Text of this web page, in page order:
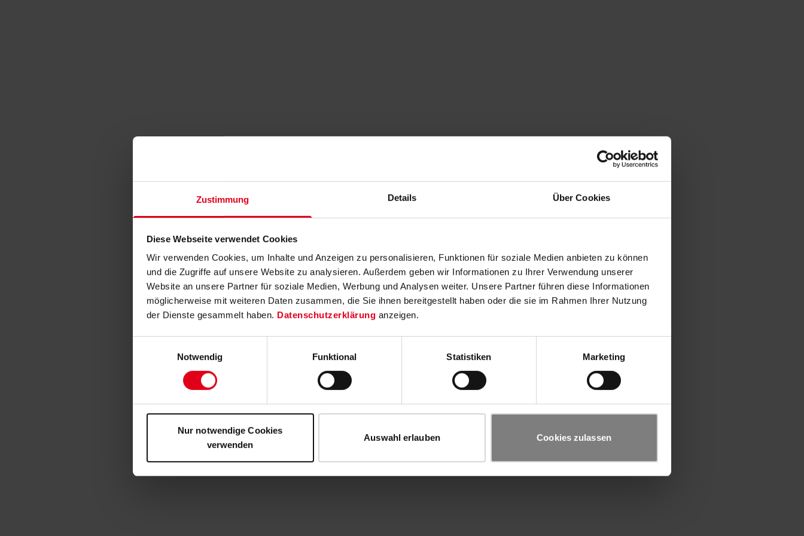
Zustimmung Details Über Cookies
Diese Webseite verwendet Cookies
Wir verwenden Cookies, um Inhalte und Anzeigen zu personalisieren, Funktionen für soziale Medien anbieten zu können
und die Zugriffe auf unsere Website zu analysieren. Außerdem geben wir Informationen zu Ihrer Verwendung unserer
Website an unsere Partner für soziale Medien, Werbung und Analysen weiter. Unsere Partner führen diese Informationen
möglicherweise mit weiteren Daten zusammen, die Sie ihnen bereitgestellt haben oder die sie im Rahmen Ihrer Nutzung
der Dienste gesammelt haben. Datenschutzerklärung anzeigen.
Notwendig
Funktional Statistiken Marketing
Nur notwendige Cookies
verwenden
Auswahl erlauben Cookies zulassen